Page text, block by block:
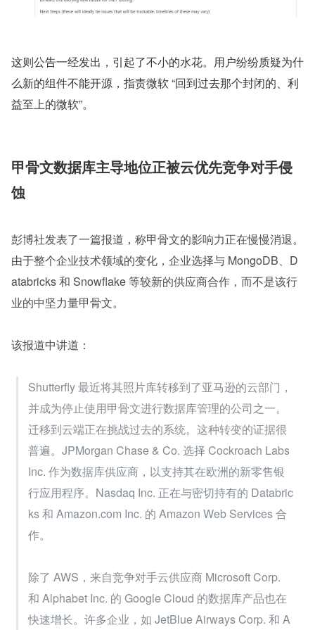
这则公告一经发出，引起了不小的水花。用户纷纷质疑为什
么新的组件不能开源，指责微软 “回到过去那个封闭的、利
益至上的微软”。
甲骨文数据库主导地位正被云优先竞争对手侵
蚀
彭博社发表了一篇报道，称甲骨文的影响力正在慢慢消退。
由于整个企业技术领域的变化，企业选择与 MongoDB、D
atabricks 和 Snowflake 等较新的供应商合作，而不是该行
业的中坚力量甲骨文。
该报道中讲道：
Shutterfly 最近将其照片库转移到了亚马逊的云部门，
并成为停止使用甲骨文进行数据库管理的公司之一。
迁移到云端正在挑战过去的系统。这种转变的证据很
普遍。JPMorgan Chase & Co. 选择 Cockroach Labs
Inc. 作为数据库供应商，以支持其在欧洲的新零售银
行应用程序。Nasdaq Inc. 正在与密切持有的 Databric
ks 和 Amazon.com Inc. 的 Amazon Web Services 合
作。
除了 AWS，来自竞争对手云供应商 Microsoft Corp.
和 Alphabet Inc. 的 Google Cloud 的数据库产品也在
快速增长。许多企业，如 JetBlue Airways Corp. 和 A